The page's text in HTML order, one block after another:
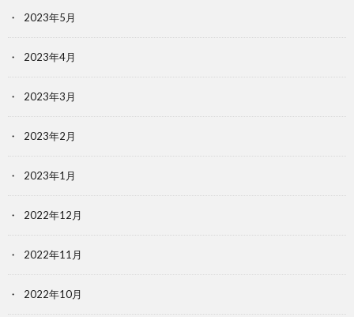
2023年5月
2023年4月
2023年3月
2023年2月
2023年1月
2022年12月
2022年11月
2022年10月